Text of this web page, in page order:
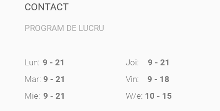
CONTACT
PROGRAM DE LUCRU
Lun: 9 - 21
Mar: 9 - 21
Mie: 9 - 21
Joi:
9 - 21
Vin:
9 - 18
W/e: 10 - 15